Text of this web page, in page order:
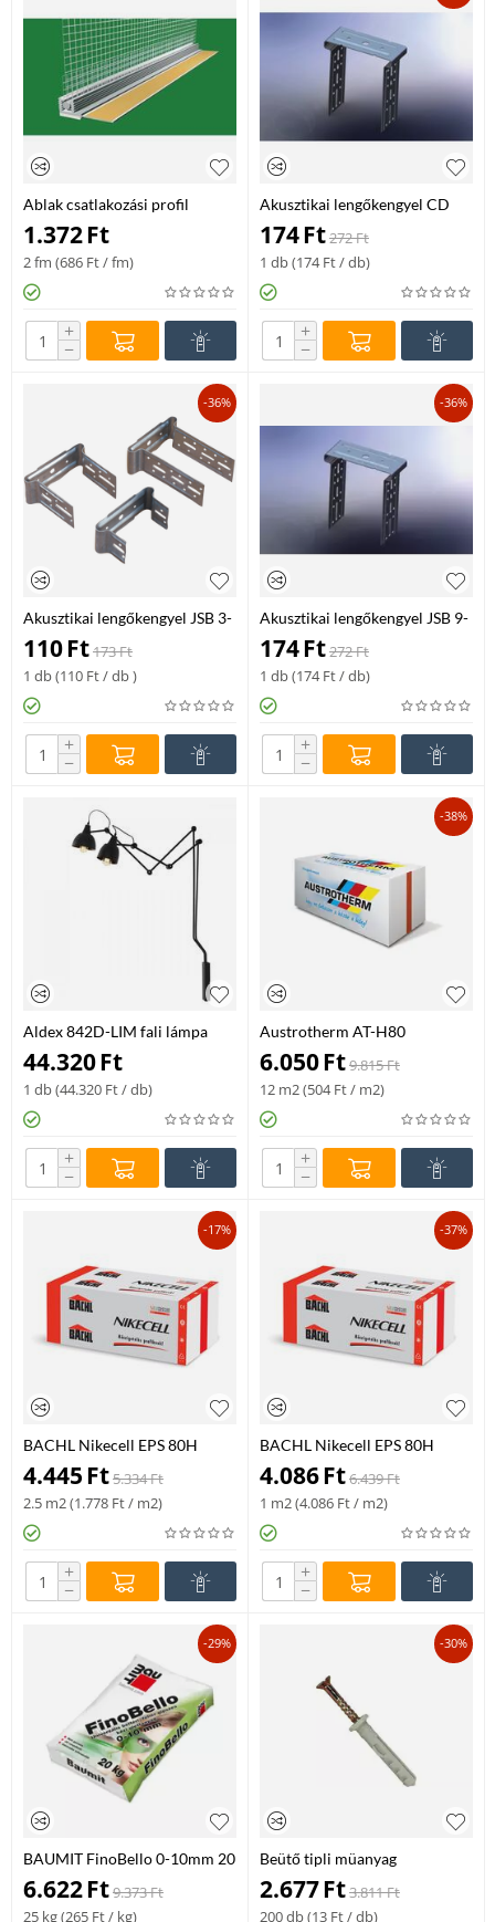
Ablak csatlakozási profil
hálóval 2,4 fm/db
1.372Ft
2 fm (686 Ft/ fm)
+
−
Akusztikai lengőkengyel CD
50-es profilhoz 90-120 mm-es
174Ft272Ft
1 db (174Ft/ db)
+
−
-36%
Akusztikai lengőkengyel JSB 3-
5cm CD 50 profil
110Ft173Ft
1 db (110 Ft/ db )
+
−
-36%
Akusztikai lengőkengyel JSB 9-
12 CD 60 prof.-ho
174Ft272Ft
1 db (174Ft/ db)
+
−
Aldex 842D-LIM fali lámpa
fém 2 x max 60 W E27
44.320Ft
1 db (44.320 Ft/ db)
+
−
-38%
Austrotherm AT-H80
homlokzati hőszigetelő lemez
20x500x1000 mm 12
m2/csomag
6.050Ft9.815Ft
12 m2 (504Ft/ m2)
+
−
-17%
BACHL Nikecell EPS 80H
homlokzati hőszigetelő lemez
100x500x1000 mm
4.445Ft5.334Ft
2.5 m2 (1.778 Ft/ m2)
+
−
-37%
BACHL Nikecell EPS 80H
homlokzati hőszigetelő lemez
150x500x1000 mm
4.086Ft6.439Ft
1 m2 (4.086 Ft/ m2)
+
−
-29%
BAUMIT FinoBello 0-10mm 20
kg/zsák Xi
6.622Ft9.373Ft
25 kg (265 Ft/ kg)
-30%
Beütő tipli müanyag
200db/dob 6/40
2.677Ft3.811Ft
200 db (13 Ft/ db)